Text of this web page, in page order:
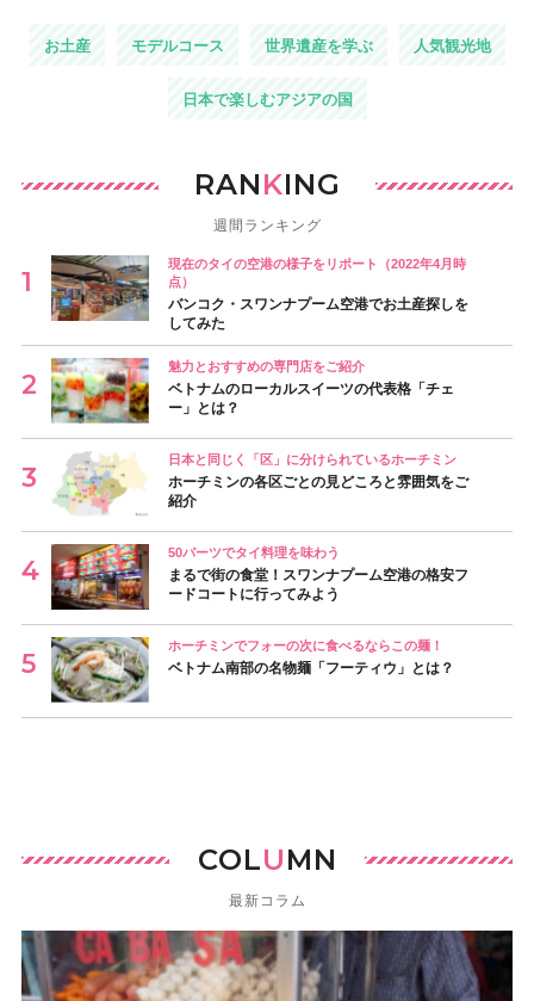
お土産 モデルコース 世界遺産を学ぶ 人気観光地
日本で楽しむアジアの国
RANKING
週間ランキング
現在のタイの空港の様子をリポート（2022年4月時
点）
バンコク・スワンナプーム空港でお土産探しを
してみた
魅力とおすすめの専門店をご紹介
ベトナムのローカルスイーツの代表格「チェ
ー」とは？
日本と同じく「区」に分けられているホーチミン
ホーチミンの各区ごとの見どころと雰囲気をご
紹介
50バーツでタイ料理を味わう
まるで街の食堂！スワンナプーム空港の格安フ
ードコートに行ってみよう
ホーチミンでフォーの次に食べるならこの麺！
ベトナム南部の名物麺「フーティウ」とは？
COLUMN
最新コラム